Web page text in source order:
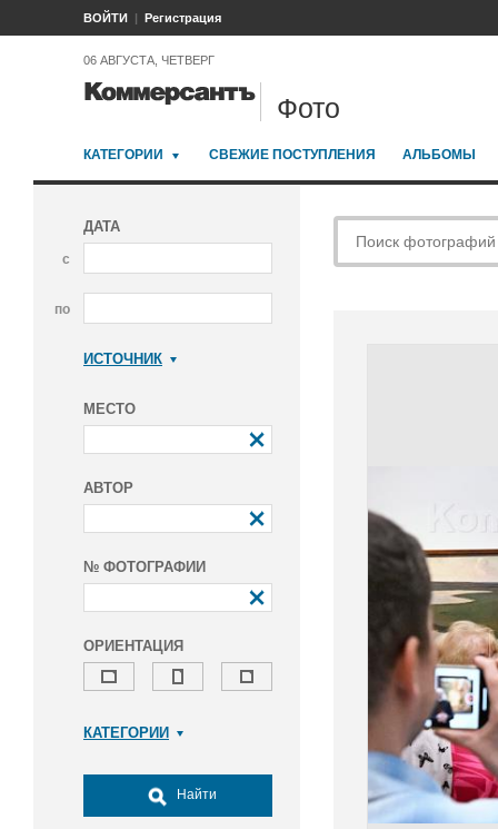
ВОЙТИ Регистрация
06 АВГУСТА, ЧЕТВЕРГ
Фото
КАТЕГОРИИ СВЕЖИЕ ПОСТУПЛЕНИЯ АЛЬБОМЫ
ДАТА
с
по
ИСТОЧНИК
МЕСТО
АВТОР
№ ФОТОГРАФИИ
ОРИЕНТАЦИЯ
КАТЕГОРИИ
Досуг, туризм и отдых
Культура
Найти